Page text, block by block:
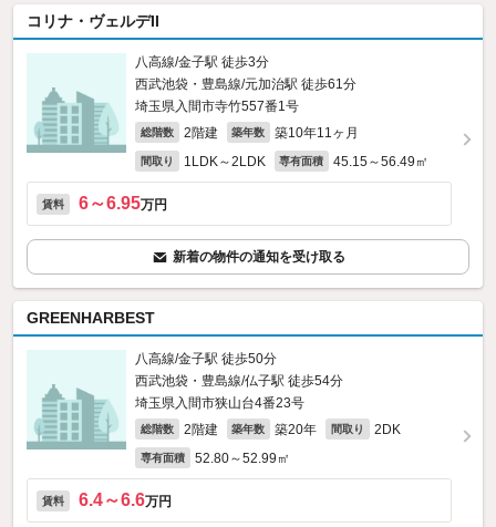
コリナ・ヴェルデII
八高線/金子駅 徒歩3分
西武池袋・豊島線/元加治駅 徒歩61分
埼玉県入間市寺竹557番1号
総階数 2階建 築年数 築10年11ヶ月
間取り 1LDK～2LDK 専有面積 45.15～56.49㎡
賃料 6～6.95万円
新着の物件の通知を受け取る
GREENHARBEST
八高線/金子駅 徒歩50分
西武池袋・豊島線/仏子駅 徒歩54分
埼玉県入間市狭山台4番23号
総階数 2階建 築年数 築20年 間取り 2DK
専有面積 52.80～52.99㎡
賃料 6.4～6.6万円